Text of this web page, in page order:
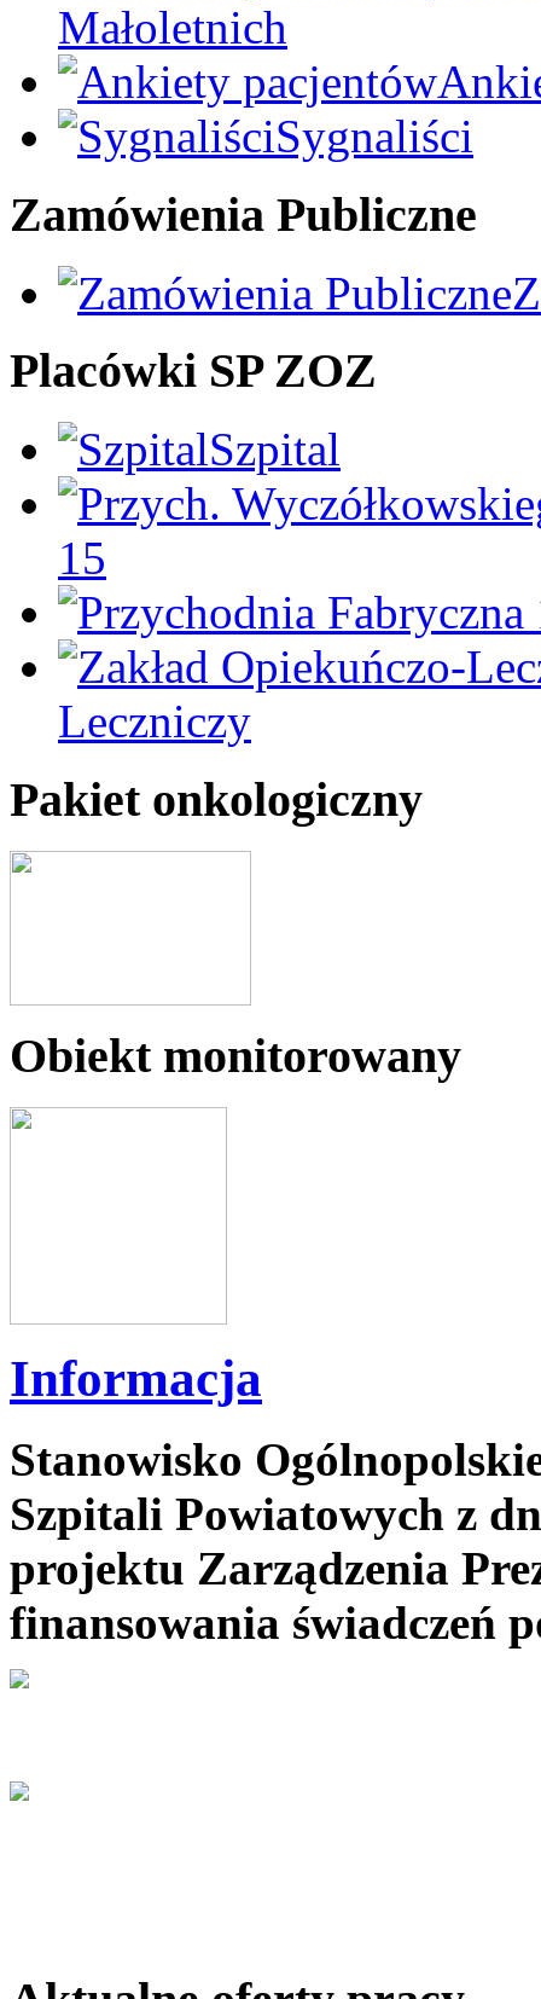
Małoletnich
Sygnaliści
Zamówienia Publiczne
Placówki SP ZOZ
Szpital
15
Leczniczy
Pakiet onkologiczny
Obiekt monitorowany
Informacja
Stanowisko
Szpitali Powiatowych z
projektu Zarządzenia
finansowania świadczeń